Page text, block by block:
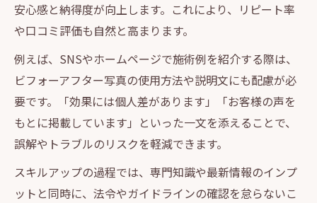
安心感と納得度が向上します。これにより、リピート率
や口コミ評価も自然と高まります。
例えば、SNSやホームページで施術例を紹介する際は、
ビフォーアフター写真の使用方法や説明文にも配慮が必
要です。「効果には個人差があります」「お客様の声を
もとに掲載しています」といった一文を添えることで、
誤解やトラブルのリスクを軽減できます。
スキルアップの過程では、専門知識や最新情報のインプ
ットと同時に、法令やガイドラインの確認を怠らないこ